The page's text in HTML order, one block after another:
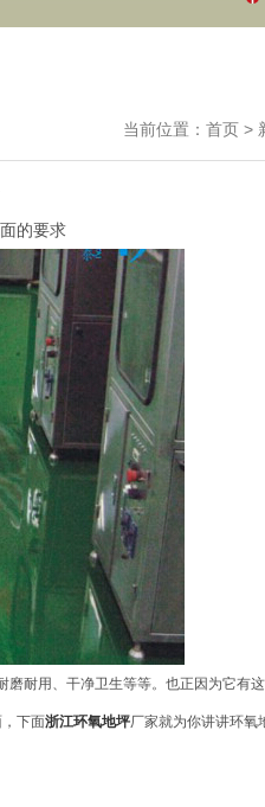
当前位置： 首页 >
的要求
耐用、干净卫生等等。也正因为它有
下面浙江环氧地坪厂家就为你讲讲环氧